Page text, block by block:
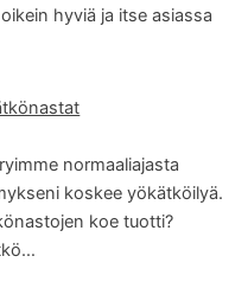
hyviä ja itse asiassa
normaaliajasta
koskee yökätköilyä.
koe tuotti?